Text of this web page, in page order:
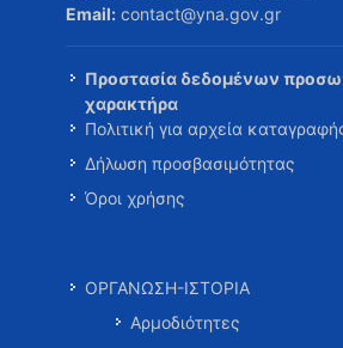
Email: contact@yna.gov.gr
Προστασία δεδομένων
χαρακτήρα
Πολιτική για αρχεία
Δήλωση προσβασιμότητας
Όροι χρήσης
ΟΡΓΑΝΩΣΗ-ΙΣΤΟΡΙΑ
Αρμοδιότητες